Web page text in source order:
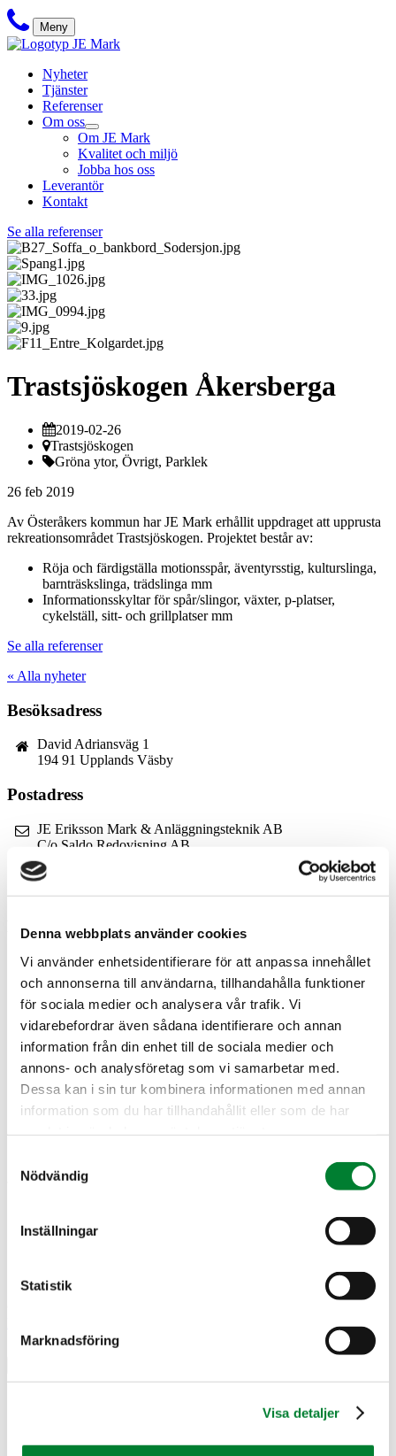
Denna webbplats använder cookies
Vi använder enhetsidentifierare för att anpassa innehållet
och annonserna till användarna, tillhandahålla funktioner
för sociala medier och analysera vår trafik. Vi
vidarebefordrar även sådana identifierare och annan
information från din enhet till de sociala medier och
annons- och analysföretag som vi samarbetar med.
Dessa kan i sin tur kombinera informationen med annan
information som du har tillhandahållit eller som de har
Nödvändig
Inställningar
Statistik
Marknadsföring
Visa detaljer
Meny
Nyheter
Tjänster
Referenser
Om oss
Om JE Mark
Kvalitet och miljö
Jobba hos oss
Leverantör
Kontakt
Se alla referenser
Trastsjöskogen Åkersberga
2019-02-26
Trastsjöskogen
Gröna ytor, Övrigt, Parklek
26 feb 2019
Av Österåkers kommun har JE Mark erhållit uppdraget att upprusta
rekreationsområdet Trastsjöskogen. Projektet består av:
Röja och färdigställa motionsspår, äventyrsstig, kulturslinga,
barnträskslinga, trädslinga mm
Informationsskyltar för spår/slingor, växter, p-platser,
cykelställ, sitt- och grillplatser mm
Se alla referenser
« Alla nyheter
Besöksadress
David Adriansväg 1
194 91 Upplands Väsby
Postadress
JE Eriksson Mark & Anläggningsteknik AB
C/o Saldo Redovisning AB
Folkungagatan 108
116 30 Stockholm
Sverige
Kontakt
08-514 436 85
Rådgivning/Förfrågningar
@
Leverantörsfakturor
@
Övriga ärenden
@
Om oss